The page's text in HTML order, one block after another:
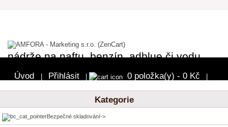
nádrže na naftu, benzín, adblue či vodu
Úvod Přihlásit 0 položka(y) - 0 Kč
Kategorie
Bezpečné skladování->